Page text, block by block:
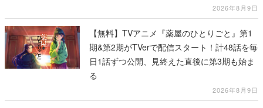
2026年8月9日
【無料】TVアニメ『薬屋のひとりごと』第1
期&第2期がTVerで配信スタート！計48話を毎
日1話ずつ公開、見終えた直後に第3期も始ま
る
2026年8月9日